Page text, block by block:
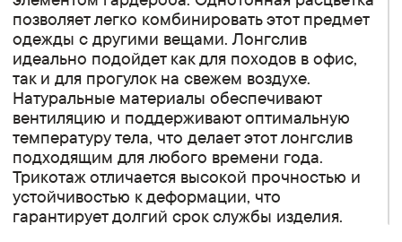
позволяет легко комбинировать этот предмет
одежды с другими вещами. Лонгслив
идеально подойдет как для походов в офис,
так и для прогулок на свежем воздухе.
Натуральные материалы обеспечивают
вентиляцию и поддерживают оптимальную
температуру тела, что делает этот лонгслив
подходящим для любого времени года.
Трикотаж отличается высокой прочностью и
устойчивостью к деформации, что
гарантирует долгий срок службы изделия.